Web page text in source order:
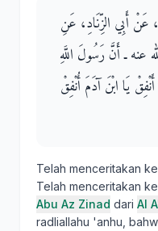
عَنْ أَبِي الزِّنَادِ، عَنِ
عنه ـ أَنَّ رَسُولَ اللَّهِ
يَا ابْنَ آدَمَ أُنْفِقْ
Telah menceritakan
Telah menceritakan
Abu Az Zinad dari Al
radliallahu 'anhu,